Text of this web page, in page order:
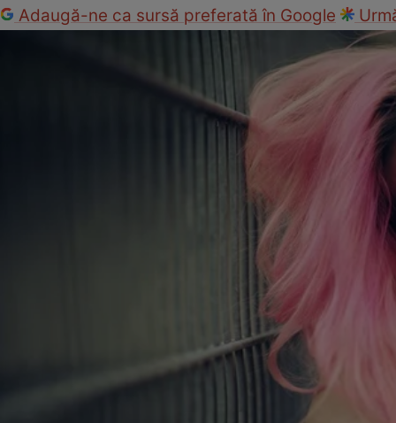
Adaugă-ne ca sursă preferată în Google